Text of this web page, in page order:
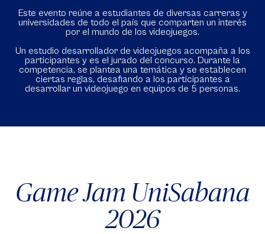
Este evento reúne a estudiantes de diversas carreras y
universidades de todo el país que comparten un interés
por el mundo de los videojuegos.
Un estudio desarrollador de videojuegos acompaña a los
participantes y es el jurado del concurso. Durante la
competencia, se plantea una temática y se establecen
ciertas reglas, desafiando a los participantes a
desarrollar un videojuego en equipos de 5 personas.
Game Jam UniSabana
2026